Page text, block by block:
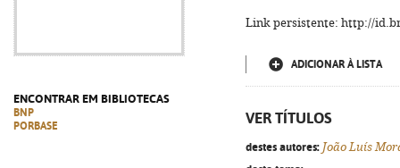
ENCONTRAR EM BIBLIOTECAS
BNP
PORBASE
Link persistente: http://
ADICIONAR À LISTA
VER TÍTULOS
destes autores: João Luís